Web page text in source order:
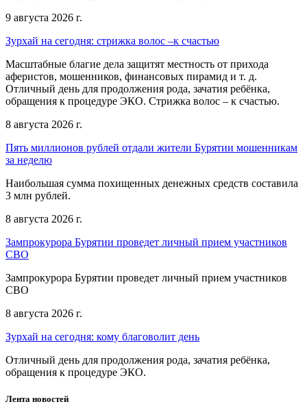
9 августа 2026 г.
Зурхай на сегодня: стрижка волос –к счастью
Масштабные благие дела защитят местность от прихода
аферистов, мошенников, финансовых пирамид и т. д.
Отличный день для продолжения рода, зачатия ребёнка,
обращения к процедуре ЭКО. Стрижка волос – к счастью.
8 августа 2026 г.
Пять миллионов рублей отдали жители Бурятии мошенникам
за неделю
Наибольшая сумма похищенных денежных средств составила
3 млн рублей.
8 августа 2026 г.
Зампрокурора Бурятии проведет личный прием участников
СВО
Зампрокурора Бурятии проведет личный прием участников
СВО
8 августа 2026 г.
Зурхай на сегодня: кому благоволит день
Отличный день для продолжения рода, зачатия ребёнка,
обращения к процедуре ЭКО.
Лента новостей